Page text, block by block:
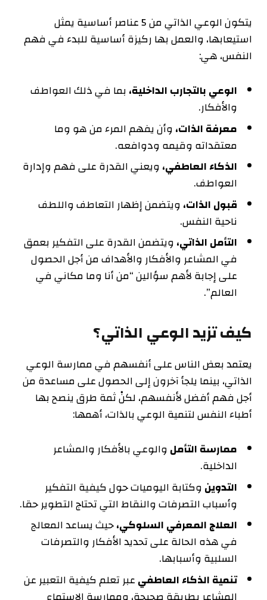
يتكون الوعي الذاتي من 5 عناصر أساسية يمثل
استيعابها، والعمل بها ركيزة أساسية للبدء في فهم
النفس، هي:
الوعي بالتجارب الداخلية،بما في ذلك العواطف
والأفكار.
معرفة الذات،وأن يفهم المرء من هو وما
معتقداته وقيمه ودوافعه.
الذكاء العاطفي،ويعني القدرة على فهم وإدارة
العواطف.
قبول الذات،ويتضمن إظهار التعاطف واللطف
ناحية النفس.
التأمل الذاتي،ويتضمن القدرة على التفكير بعمق
في المشاعر والأفكار والأهداف من أجل الحصول
على إجابة لأهم سؤالين “من أنا وما مكاني في
العالم”.
كيف تزيد الوعي الذاتي؟
يعتمد بعض الناس على أنفسهم في ممارسة الوعي
الذاتي، بينما يلجأ آخرون إلى الحصول على مساعدة من
أجل فهم أفضل لأنفسهم، لكنْ ثمة طرق ينصح بها
أطباء النفس لتنمية الوعي بالذات، أهمها:
ممارسة التأملوالوعي بالأفكار والمشاعر
الداخلية.
التدوينوكتابة اليوميات حول كيفية التفكير
وأسباب التصرفات والنقاط التي تحتاج التطوير حقا.
العلاج المعرفي السلوكي،حيث يساعد المعالج
في هذه الحالة على تحديد الأفكار والتصرفات
السلبية وأسبابها.
تنمية الذكاء العاطفيعبر تعلم كيفية التعبير عن